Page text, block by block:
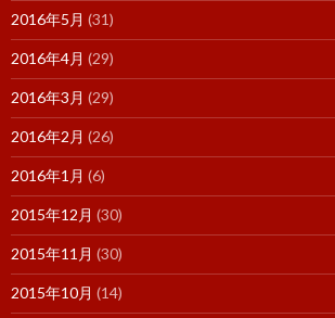
2016年5月 (31)
2016年4月 (29)
2016年3月 (29)
2016年2月 (26)
2016年1月 (6)
2015年12月 (30)
2015年11月 (30)
2015年10月 (14)